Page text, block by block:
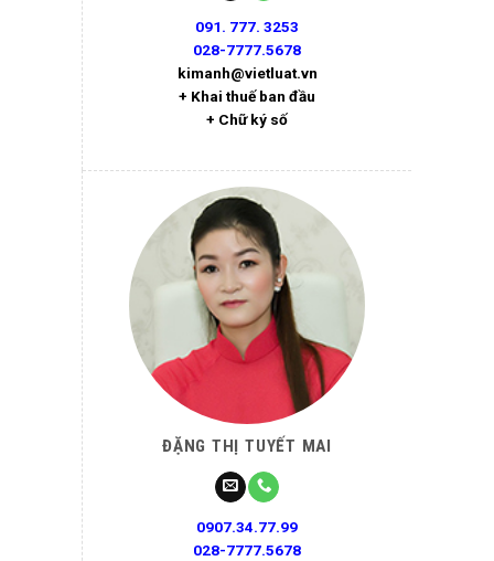
091. 777. 3253
028-7777.5678
kimanh@vietluat.vn
+ Khai thuế ban đầu
+ Chữ ký số
ĐẶNG THỊ TUYẾT MAI
0907.34.77.99
028-7777.5678